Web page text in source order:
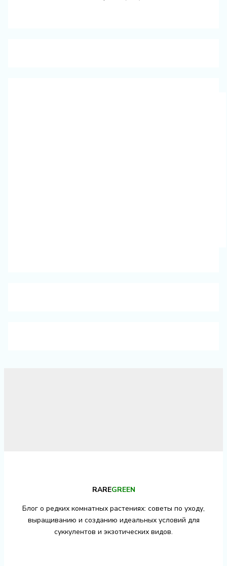
RAREGREEN
Блог о редких комнатных растениях: советы по уходу,
выращиванию и созданию идеальных условий для
суккулентов и экзотических видов.